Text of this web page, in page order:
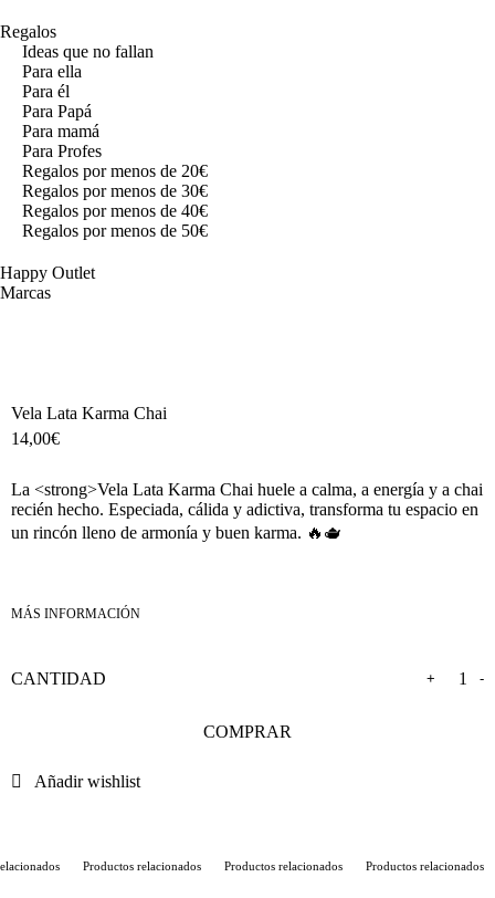
Regalos
Ideas que no fallan
Para ella
Para él
Para Papá
Para mamá
Para Profes
Regalos por menos de 20€
Regalos por menos de 30€
Regalos por menos de 40€
Regalos por menos de 50€
Happy Outlet
Marcas
Vela Lata Karma Chai
14,00€
La <strong>Vela Lata Karma Chai huele a calma, a energía y a chai
recién hecho. Especiada, cálida y adictiva, transforma tu espacio en
un rincón lleno de armonía y buen karma. 🔥🫖
-
+
COMPRAR
Añadir wishlist
Productos relacionados Productos relacionados Productos relacionados